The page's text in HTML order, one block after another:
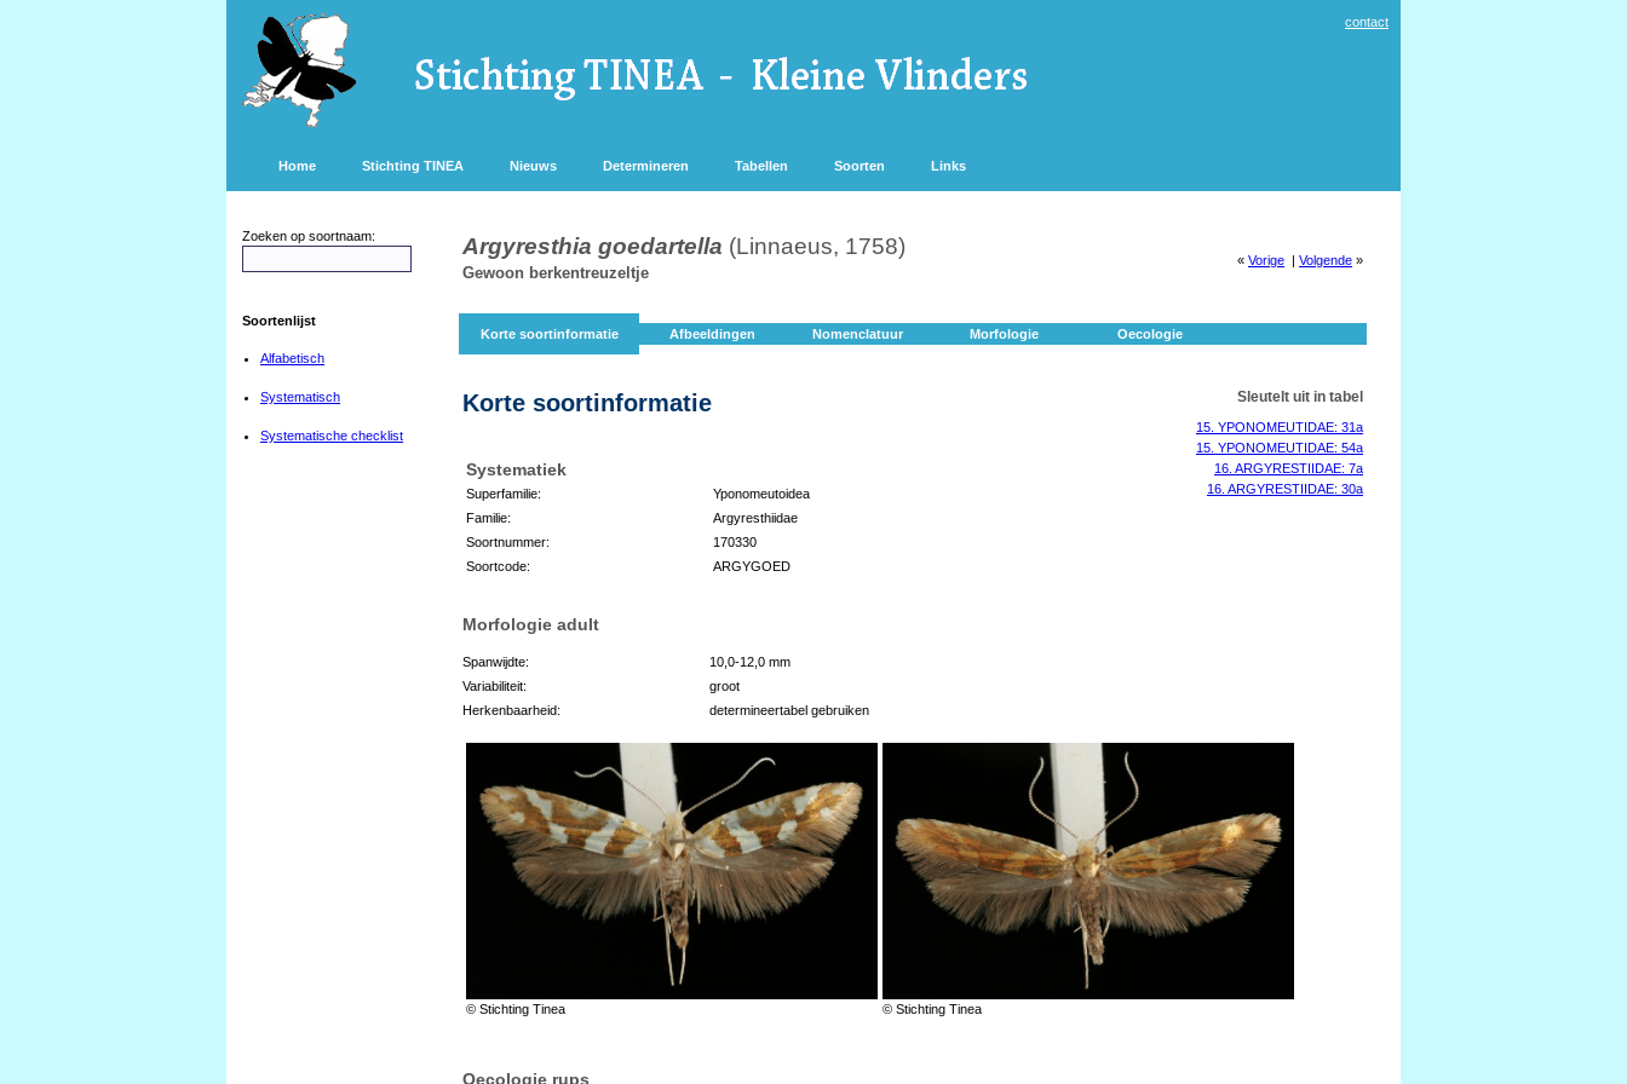
contact
Home Stichting TINEA Nieuws Determineren Tabellen Soorten Links
Zoeken op soortnaam:
Soortenlijst
Alfabetisch
Systematisch
Systematische checklist
Argyresthia goedartella (Linnaeus, 1758)
Gewoon berkentreuzeltje
« Vorige | Volgende »
Korte soortinformatie Afbeeldingen Nomenclatuur Morfologie Oecologie
Korte soortinformatie
Systematiek
Superfamilie:
Yponomeutoidea
Familie:
Argyresthiidae
Soortnummer:
170330
Soortcode:
ARGYGOED
Sleutelt uit in tabel
15. YPONOMEUTIDAE: 31a
15. YPONOMEUTIDAE: 54a
16. ARGYRESTIIDAE: 7a
16. ARGYRESTIIDAE: 30a
Morfologie adult
Spanwijdte:
10,0-12,0 mm
Variabiliteit:
groot
Herkenbaarheid:
determineertabel gebruiken
© Stichting Tinea © Stichting Tinea
Oecologie rups